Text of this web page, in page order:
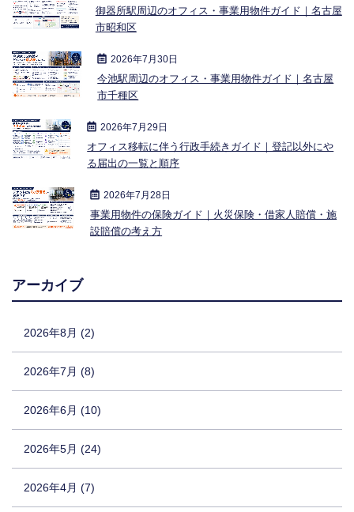
御器所駅周辺のオフィス・事業用物件ガイド｜名古屋
市昭和区
2026年7月30日
今池駅周辺のオフィス・事業用物件ガイド｜名古屋
市千種区
2026年7月29日
オフィス移転に伴う行政手続きガイド｜登記以外にや
る届出の一覧と順序
2026年7月28日
事業用物件の保険ガイド｜火災保険・借家人賠償・施
設賠償の考え方
アーカイブ
2026年8月 (2)
2026年7月 (8)
2026年6月 (10)
2026年5月 (24)
2026年4月 (7)